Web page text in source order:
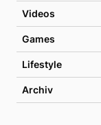
Videos
Games
Lifestyle
Archiv